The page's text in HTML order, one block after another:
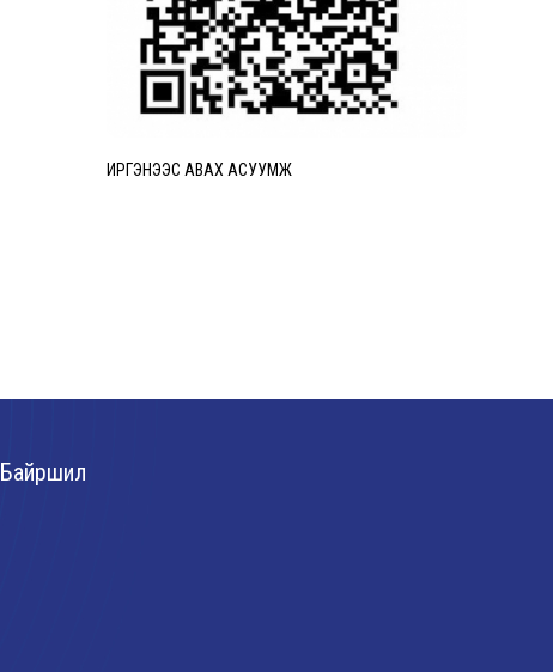
ИРГЭНЭЭС АВАХ АСУУМЖ
Байршил